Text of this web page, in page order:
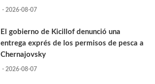
- 2026-08-07
El gobierno de Kicillof denunció una
entrega exprés de los permisos de pesca a
Chernajovsky
- 2026-08-07